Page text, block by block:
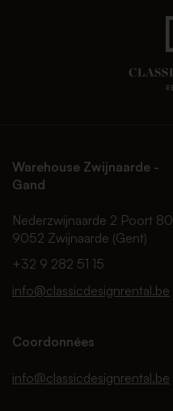
Warehouse Zwijnaarde -
Gand
Nederzwijnaarde 2 Poort 80
9052 Zwijnaarde (Gent)
+32 9 282 51 15
info@classicdesignrental.be
Coordonnées
info@classicdesignrental.be